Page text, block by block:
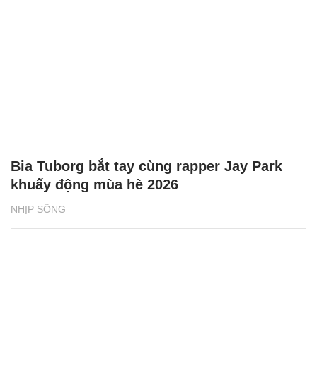
NHỊP SỐNG
Bia Tuborg bắt tay cùng rapper Jay Park
khuấy động mùa hè 2026